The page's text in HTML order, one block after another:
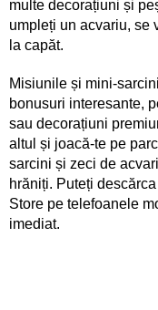
multe decorațiuni și
umpleți un acvariu, se
la capăt.
Misiunile și mini-
bonusuri interesante,
sau decorațiuni
altul și joacă-te pe
sarcini și zeci de
hrăniți. Puteți
Store pe telefoanele
imediat.